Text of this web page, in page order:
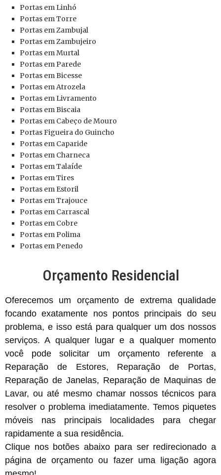
Portas em Linhó
Portas em Torre
Portas em Zambujal
Portas em Zambujeiro
Portas em Murtal
Portas em Parede
Portas em Bicesse
Portas em Atrozela
Portas em Livramento
Portas em Biscaia
Portas em Cabeço de Mouro
PortasFigueira do Guincho
Portas em Caparide
Portas em Charneca
Portas em Talaíde
Portas em Tires
Portas em Estoril
Portas em Trajouce
Portas em Carrascal
Portas em Cobre
Portas em Polima
Portas em Penedo
Orçamento Residencial
Oferecemos um orçamento de extrema qualidade
focando exatamente nos pontos principais do seu
problema, e isso está para qualquer um dos nossos
serviços. A qualquer lugar e a qualquer momento
você pode solicitar um orçamento referente a
Reparação de Estores, Reparação de Portas,
Reparação de Janelas, Reparação de Maquinas de
Lavar, ou até mesmo chamar nossos técnicos para
resolver o problema imediatamente. Temos piquetes
móveis nas principais localidades para chegar
rapidamente a sua residência.
Clique nos botões abaixo para ser redirecionado a
página de orçamento ou fazer uma ligação agora